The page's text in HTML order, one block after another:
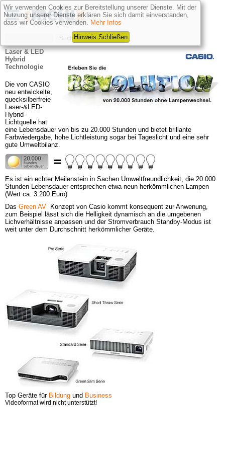
Laser & LED
Hybrid
Technologie
Die von CASIO
neu entwickelte,
quecksilberfreie
Laser-&LED-
Hybrid-
Lichtquelle hat
eine Lebensdauer von bis zu 20.000 Stunden und bietet brillante
Farbwiedergabe, hohe Lichtleistung sogar bei Tageslicht und eine sehr
gute Umweltbilanz.
Es ist ein echter Meilenstein in Sachen Umweltfreundlichkeit, die 20.000
Stunden Lebensdauer entsprechen etwa neun herkömmlichen Lampen
(Wert ca. 3.200 Euro)
Das Green AV
Konzept von Casio kommt konsequent zur Anwenung,
zum Beispiel lässt sich die Helligkeit dynamisch an die umgebenen
Lichverhältnisse anpassen und der Stromverbrauch Standby-Modus ist
weit unter dem Durchschnitt herkömmlicher Geräte.
Top Geräte für Bildung und Business
Videoformat wird nicht unterstützt!
Wir verwenden Cookies zur Bereitstellung unserer Dienste. Mit der
Nutzung unserer Dienste erklären Sie sich damit einverstanden,
dass wir Cookies verwenden. Mehr Infos
Hinweis Schließen